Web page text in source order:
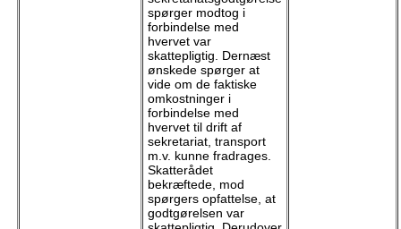
spørger modtog i
forbindelse med
hvervet var
skattepligtig. Dernæst
ønskede spørger at
vide om de faktiske
omkostninger i
forbindelse med
hvervet til drift af
sekretariat, transport
m.v. kunne fradrages.
Skatterådet
bekræftede, mod
spørgers opfattelse, at
godtgørelsen var